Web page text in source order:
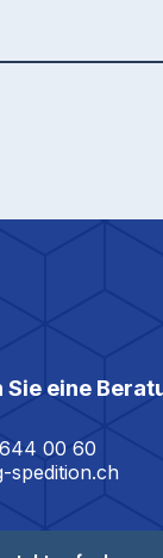
Sie eine
00 60
spedition.ch